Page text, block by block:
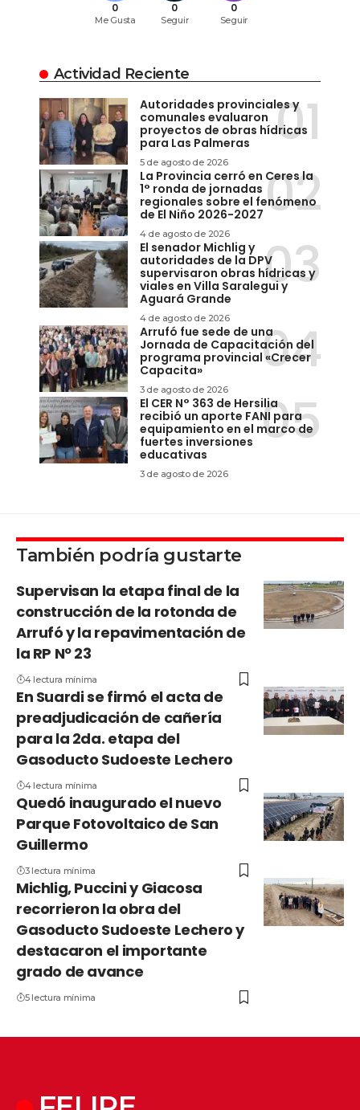
0
Me Gusta
0
Seguir
0
Seguir
Actividad Reciente
Autoridades provinciales y
comunales evaluaron
proyectos de obras hídricas
para Las Palmeras
5 de agosto de 2026
La Provincia cerró en Ceres la
1° ronda de jornadas
regionales sobre el fenómeno
de El Niño 2026-2027
4 de agosto de 2026
El senador Michlig y
autoridades de la DPV
supervisaron obras hídricas y
viales en Villa Saralegui y
Aguará Grande
4 de agosto de 2026
Arrufó fue sede de una
Jornada de Capacitación del
programa provincial «Crecer
Capacita»
3 de agosto de 2026
El CER N° 363 de Hersilia
recibió un aporte FANI para
equipamiento en el marco de
fuertes inversiones
educativas
3 de agosto de 2026
También podría gustarte
Supervisan la etapa final de la
construcción de la rotonda de
Arrufó y la repavimentación de
la RP Nº 23
4 lectura mínima
En Suardi se firmó el acta de
preadjudicación de cañería
para la 2da. etapa del
Gasoducto Sudoeste Lechero
4 lectura mínima
Quedó inaugurado el nuevo
Parque Fotovoltaico de San
Guillermo
3 lectura mínima
Michlig, Puccini y Giacosa
recorrieron la obra del
Gasoducto Sudoeste Lechero y
destacaron el importante
grado de avance
5 lectura mínima